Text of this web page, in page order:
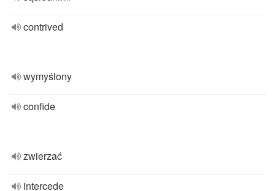
contrived
wymyślony
confide
zwierzać
intercede